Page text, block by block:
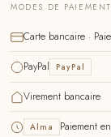
MODES DE
Carte bancaire ·
PayPal PayPal
Virement bancaire
Alma Paiement